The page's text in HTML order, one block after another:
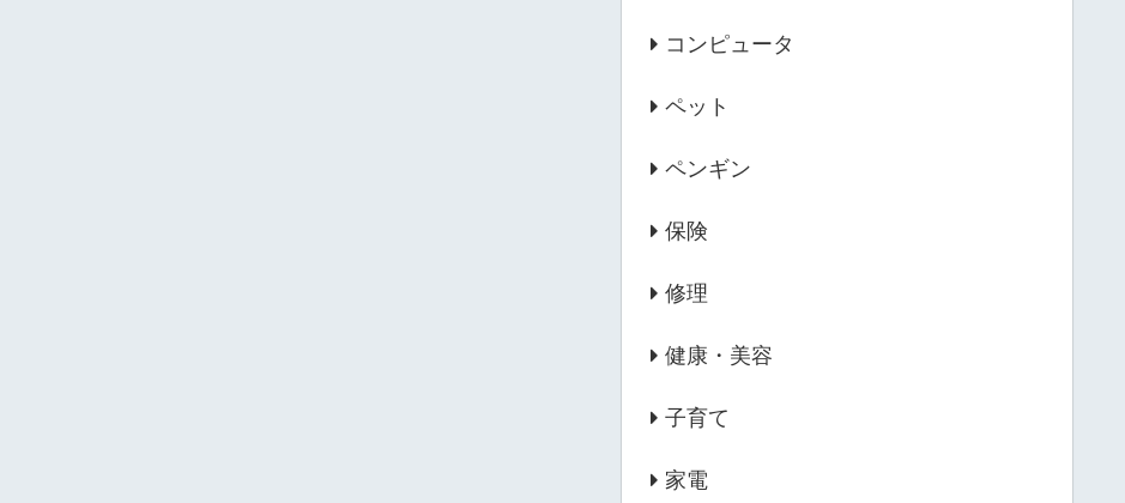
コンピュータ
ペット
ペンギン
保険
修理
健康・美容
子育て
家電